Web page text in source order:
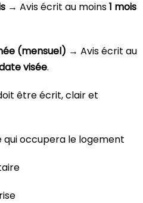
→ Avis écrit au moins1 mois
(mensuel) → Avis écrit au
visée.
doit être écrit, clair et
qui occupera le logement